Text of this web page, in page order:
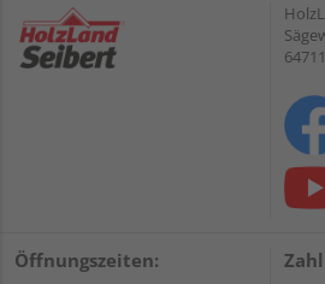
Öffnungszeiten: